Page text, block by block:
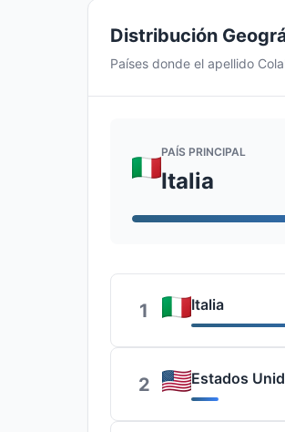
Distribución
Países donde el apellido
PAÍS PRINCIPAL
Italia
1 Italia
2 Estados